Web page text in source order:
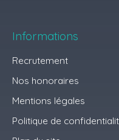
Informations
Recrutement
Nos honoraires
Mentions légales
Politique de